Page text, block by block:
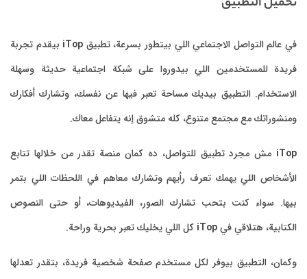
في عالم التواصل الاجتماعي اللي بيتطور بسرعة، تطبيق iTop بيقدم تجربة
فريدة للمستخدمين اللي بيدوروا على شبكة اجتماعية حديثة وسهلة
الاستخدام. التطبيق بيديك مساحة تعبر فيها عن نفسك، وتشارك أفكارك
ومنشوراتك مع مجتمع متنوع، كله متشوق إنه يتفاعل معاك.
iTop مش مجرد تطبيق للتواصل، ده كمان منصة تقدر من خلالها تتابع
الأشخاص اللي يهمك تعرف رأيهم وتشارك معاهم في اللحظات اللي بتمر
بيها. سواء كنت بتحب تشارك الصور، الفيديوهات، أو حتى النصوص
الكتابية، هتلاقي فيiTop كل اللي يخليك تعبر بحرية وراحة.
وكمان، التطبيق بيوفر لكل مستخدم صفحة شخصية فريدة، بتقدر تعدلها